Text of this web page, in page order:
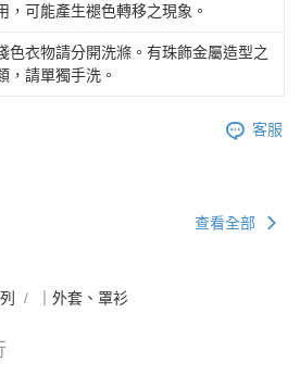
，可能產生褪色轉移之現象。
色衣物請分開洗滌。有珠飾金屬造型之
，請單獨手洗。
客服
查看全部
｜外套、罩衫